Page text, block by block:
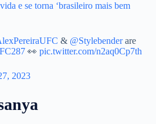
e se torna ‘brasileiro mais bem
& @Stylebenderare
👀 pic.twitter.com/n2aq0Cp7th
2023